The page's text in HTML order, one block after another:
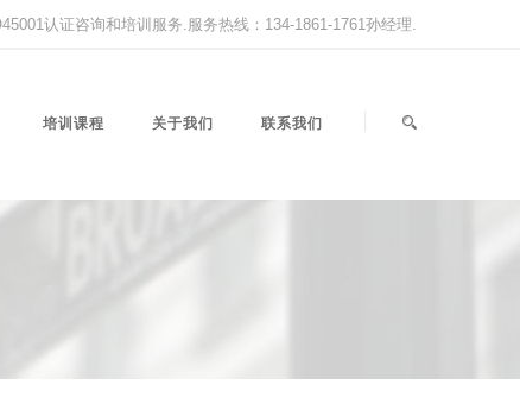
认证咨询和培训服务.服务热线：134-1861-1761孙经理.
培训课程 关于我们 联系我们